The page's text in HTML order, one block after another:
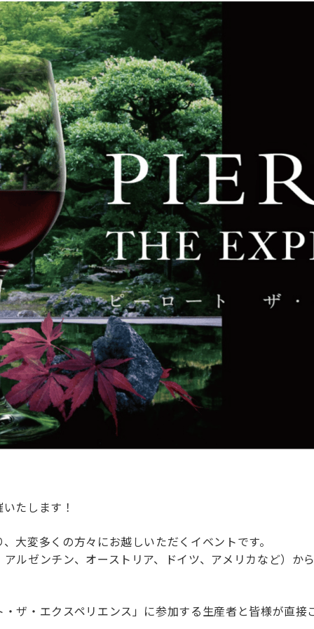
たします！
大変多くの方々にお越しいただくイベントです。
ルゼンチン、オーストリア、ドイツ、アメリカなど）
ザ・エクスペリエンス」に参加する生産者と皆様が直